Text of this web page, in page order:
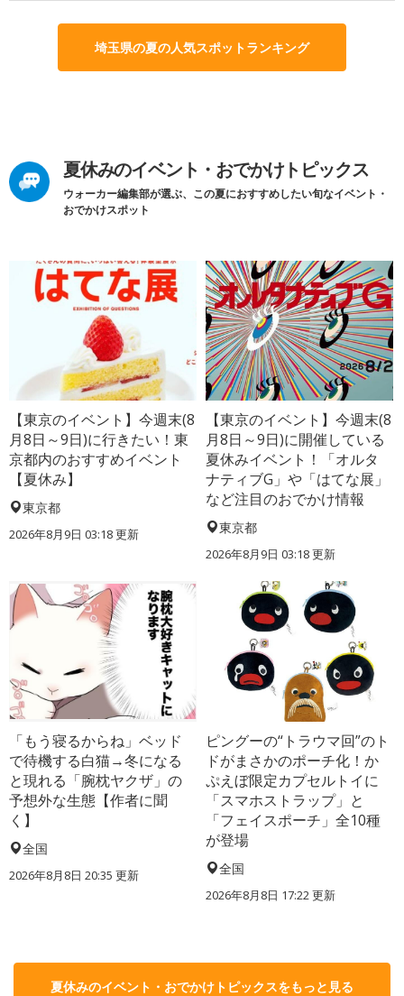
埼玉県の夏の人気スポットランキング
夏休みのイベント・おでかけトピックス
ウォーカー編集部が選ぶ、この夏におすすめしたい旬なイベント・
おでかけスポット
【東京のイベント】今週末(8
月8日～9日)に行きたい！東
京都内のおすすめイベント
【夏休み】
東京都
2026年8月9日 03:18更新
【東京のイベント】今週末(8
月8日～9日)に開催している
夏休みイベント！「オルタ
ナティブG」や「はてな展」
など注目のおでかけ情報
東京都
2026年8月9日 03:18更新
「もう寝るからね」ベッド
で待機する白猫→冬になる
と現れる「腕枕ヤクザ」の
予想外な生態【作者に聞
く】
全国
2026年8月8日 20:35 更新
ピングーの“トラウマ回”のト
ドがまさかのポーチ化！か
ぷえぼ限定カプセルトイに
「スマホストラップ」と
「フェイスポーチ」全10種
が登場
全国
2026年8月8日 17:22更新
夏休みのイベント・おでかけトピックスをもっと見る